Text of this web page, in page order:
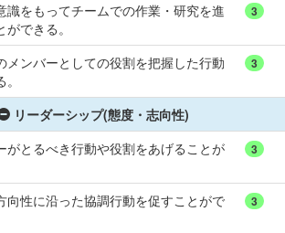
識をもってチームでの作業・研究を進
できる。
3
メンバーとしての役割を把握した行動
3
リーダーシップ(態度・志向性)
がとるべき行動や役割をあげることが
3
向性に沿った協調行動を促すことがで
3